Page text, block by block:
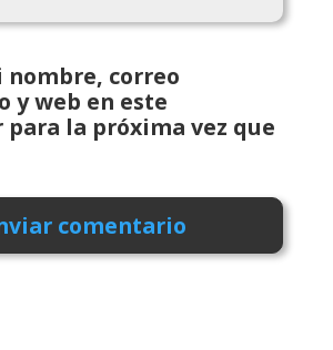
nombre, correo
y web en este
para la próxima vez que